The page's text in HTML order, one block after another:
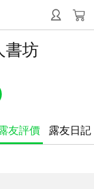
書坊
友評價 露友日記